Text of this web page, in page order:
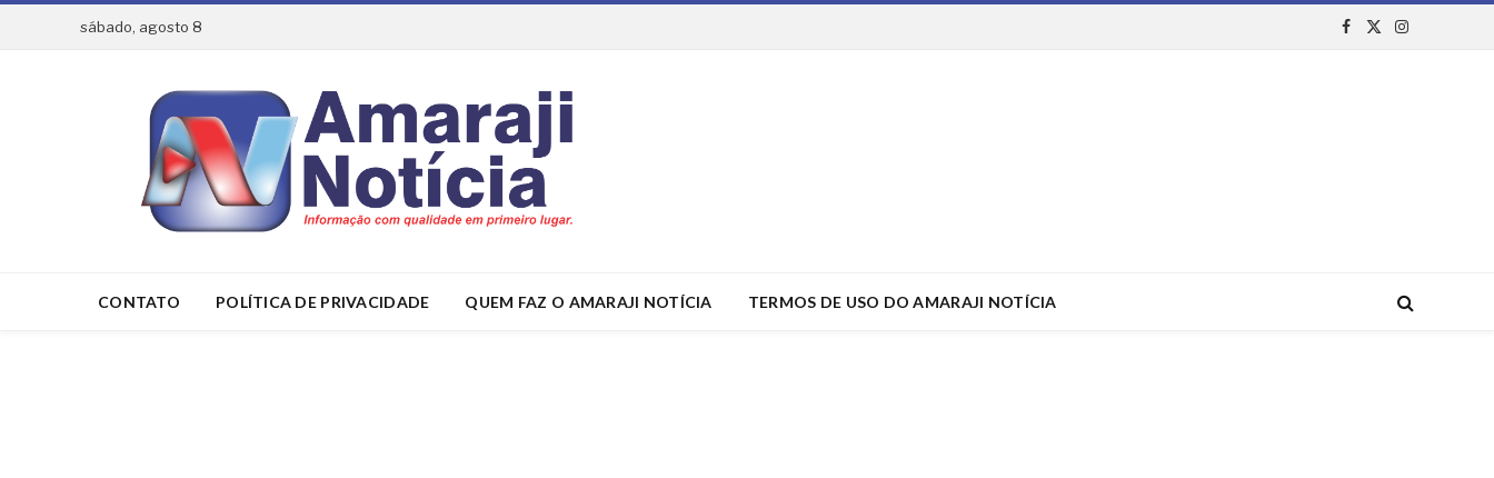
sábado, agosto 8
Facebook
X
Instagram
CONTATO POLÍTICA DE PRIVACIDADE QUEM FAZ O AMARAJI NOTÍCIA TERMOS DE USO DO AMARAJI NOTÍCIA